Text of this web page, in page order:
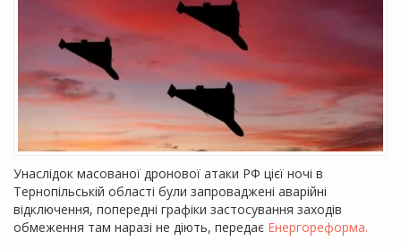
Унаслідок масованої дронової атаки РФ цієї ночі в
Тернопільській області були запроваджені аварійні
відключення, попередні графіки застосування заходів
обмеження там наразі не діють, передає Енергореформа.